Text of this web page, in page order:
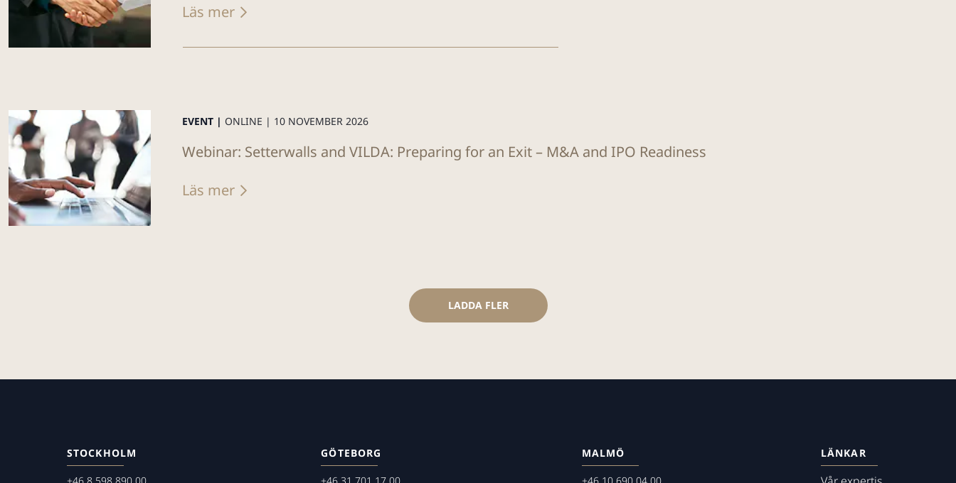
Läs mer
EVENT | ONLINE | 10 NOVEMBER 2026
Webinar: Setterwalls and VILDA: Preparing for an Exit – M&A and IPO Readiness
Läs mer
LADDA FLER
STOCKHOLM GÖTEBORG MALMÖ LÄNKAR